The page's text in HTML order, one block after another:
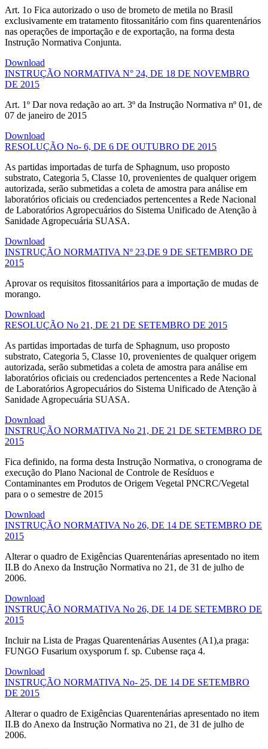
Art. 1o Fica autorizado o uso de brometo de metila no Brasil
exclusivamente em tratamento fitossanitário com fins quarentenários
nas operações de importação e de exportação, na forma desta
Instrução Normativa Conjunta.
Download
INSTRUÇÃO NORMATIVA N° 24, DE 18 DE NOVEMBRO
DE 2015
Art. 1º Dar nova redação ao art. 3º da Instrução Normativa nº 01, de
07 de janeiro de 2015
Download
RESOLUÇÃO No- 6, DE 6 DE OUTUBRO DE 2015
As partidas importadas de turfa de Sphagnum, uso proposto
substrato, Categoria 5, Classe 10, provenientes de qualquer origem
autorizada, serão submetidas a coleta de amostra para análise em
laboratórios oficiais ou credenciados pertencentes a Rede Nacional
de Laboratórios Agropecuários do Sistema Unificado de Atenção à
Sanidade Agropecuária SUASA.
Download
INSTRUÇÃO NORMATIVA Nº 23,DE 9 DE SETEMBRO DE
2015
Aprovar os requisitos fitossanitários para a importação de mudas de
morango.
Download
RESOLUÇÃO No 21, DE 21 DE SETEMBRO DE 2015
As partidas importadas de turfa de Sphagnum, uso proposto
substrato, Categoria 5, Classe 10, provenientes de qualquer origem
autorizada, serão submetidas a coleta de amostra para análise em
laboratórios oficiais ou credenciados pertencentes a Rede Nacional
de Laboratórios Agropecuários do Sistema Unificado de Atenção à
Sanidade Agropecuária SUASA.
Download
INSTRUÇÃO NORMATIVA No 21, DE 21 DE SETEMBRO DE
2015
Fica definido, na forma desta Instrução Normativa, o cronograma de
execução do Plano Nacional de Controle de Resíduos e
Contaminantes em Produtos de Origem Vegetal PNCRC/Vegetal
para o o semestre de 2015
Download
INSTRUÇÃO NORMATIVA No 26, DE 14 DE SETEMBRO DE
2015
Alterar o quadro de Exigências Quarentenárias apresentado no item
II.B do Anexo da Instrução Normativa no 21, de 31 de julho de
2006.
Download
INSTRUÇÃO NORMATIVA No 26, DE 14 DE SETEMBRO DE
2015
Incluir na Lista de Pragas Quarentenárias Ausentes (A1),a praga:
FUNGO Fusarium oxysporum f. sp. Cubense raça 4.
Download
INSTRUÇÃO NORMATIVA No- 25, DE 14 DE SETEMBRO
DE 2015
Alterar o quadro de Exigências Quarentenárias apresentado no item
II.B do Anexo da Instrução Normativa no 21, de 31 de julho de
2006.